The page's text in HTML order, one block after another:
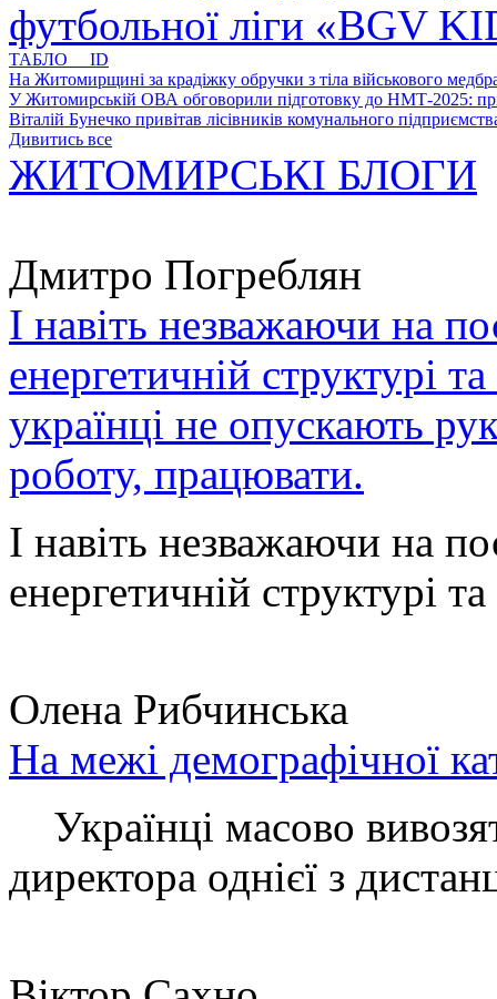
футбольної ліги «BGV
ТАБЛО ID
На Житомирщині за крадіжку обручки з тіла військового
У Житомирській ОВА обговорили підготовку до НМТ-2025:
Віталій Бунечко привітав лісівників комунального
Дивитись все
ЖИТОМИРСЬКІ БЛОГИ
Дмитро Погреблян
І навіть незважаючи на
енергетичній структурі
українці не опускають
роботу, працювати.
І навіть незважаючи на
енергетичній структурі
Олена Рибчинська
На межі демографічної
Українці масово
директора однієї з